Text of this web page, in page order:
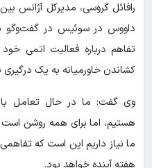
رافائل گروسی، مدیرکل آژانس
داووس در سوئیس در گفت‌و‌گو با
تفاهم درباره فعالیت اتمی
کشاندن خاورمیانه به یک
وی گفت: ما در حال تعامل با
هستیم، اما برای همه روشن
ما نیاز داریم این است که
هفته آینده خواهد بود.